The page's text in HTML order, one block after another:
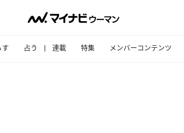
す 占う 連載 特集 メンバーコンテンツ